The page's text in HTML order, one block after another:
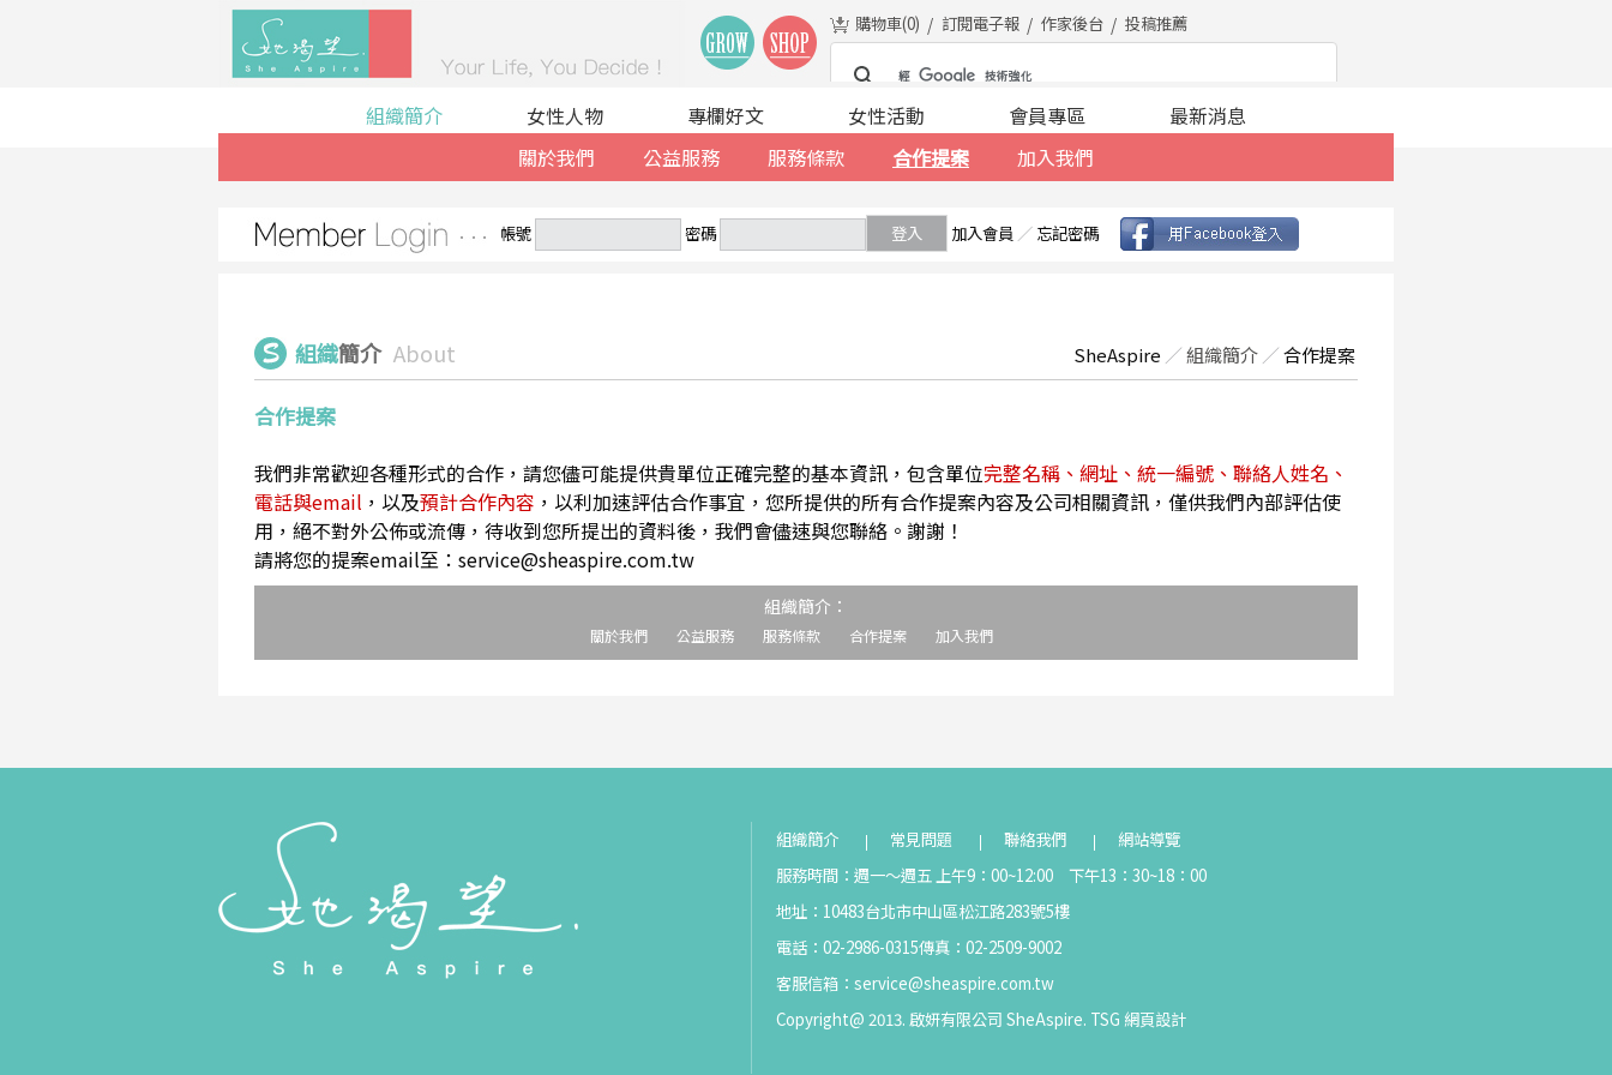
購物車(0) 訂閱電子報 作家後台 投稿推薦
組織簡介
關於我們
公益服務 服務條款 合作提案 加入我們
女性人物 專欄好文 女性活動 會員專區 最新消息
帳號 密碼 登入 加入會員 ／ 忘記密碼
組織簡介 About SheAspire ／組織簡介 ／合作提案
合作提案
我們非常歡迎各種形式的合作，請您儘可能提供貴單位正確完整的基本資訊，包含單位完整名稱、網址、統一編號、聯絡人姓名、
電話與email ，以及預計合作內容 ，以利加速評估合作事宜，您所提供的所有合作提案內容及公司相關資訊，僅供我們內部評估使
用，絕不對外公佈或流傳，待收到您所提出的資料後，我們會儘速與您聯絡。謝謝！
請將您的提案email至：service@sheaspire.com.tw
組織簡介：
關於我們 公益服務 服務條款 合作提案 加入我們
組織簡介 常見問題 聯絡我們
網站導覽
服務時間：週一～週五 上午9：00~12:00 下午13：30~18：00
地址：10483台北市中山區松江路283號5樓
電話：02-2986-0315傳真：02-2509-9002
客服信箱： service@sheaspire.com.tw
Copyright@ 2013. 啟妍有限公司 SheAspire. TSG 網頁設計